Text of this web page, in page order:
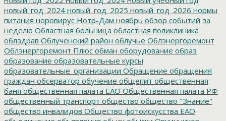
новый_год_2024 новый_год_2025 новый_год_2026 нормы
питания норовирус Нотр-Дам ноябрь обзор событий за
неделю Областная больница областная поликлиника
облздрав Облученский район облучье Облэнергоремонт
Облэнергоремонт Плюс обман оборудование образ
образование образовательные курсы
образовательные_организации Обращение обращения
граждан обсерватор обучение общепит общественная
баня общественная палата ЕАО Общественная палата РФ
общественный транспорт общество общество "Знание"
общество инвалидов Общество фотоискусства ЕАО